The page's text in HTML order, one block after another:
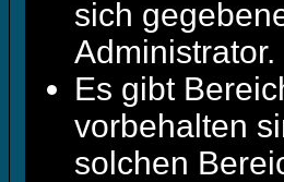
sich
Administrator.
Es gibt
vorbehalten
solchen